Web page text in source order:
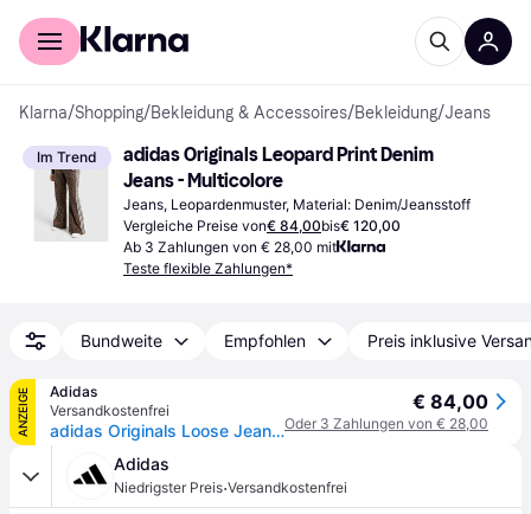
Für Shopper
Klarna/Shopping/Bekleidung & Accessoires/Bekleidung/Jeans
Im Trend
adidas Originals Leopard Print Denim
Jeans - Multicolore
Jeans, Leopardenmuster, Material: Denim/Jeansstoff
Vergleiche Preise von€ 84,00bis€ 120,00
Ab 3 Zahlungen von € 28,00 mit
Teste flexible Zahlungen*
Bundweite Empfohlen Preis inklusive
ANZEIGE
Adidas
Versandkostenfrei
adidas Originals Loose Jeanshose - Multicolor / Bronze Strata - 29"
€ 84,00
Oder 3 Zahlungen von € 28,00
Adidas
Niedrigster Preis·Versandkostenfrei